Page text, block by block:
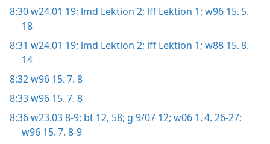
8:30w24.01 19; lmd Lektion 2; lff Lektion 1; w96 15. 5.
18
8:31 w24.01 19; lmd Lektion 2; lff Lektion 1; w88 15. 8.
14
8:32w96 15. 7. 8
8:33w96 15. 7. 8
8:36w23.03 8-9; bt 12, 58; g 9/07 12; w06 1. 4. 26-27;
w96 15. 7. 8-9